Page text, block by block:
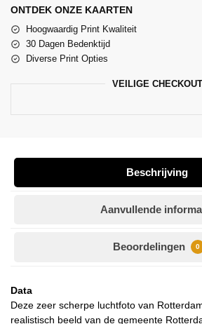
ONTDEK ONZE KAARTEN
Hoogwaardig Print Kwaliteit
30 Dagen Bedenktijd
Diverse Print Opties
VEILIGE CHECKOUT
Beschrijving
Aanvullende
Beoordelingen 0
Data
Deze zeer scherpe luchtfoto van
realistisch beeld van de gemeente